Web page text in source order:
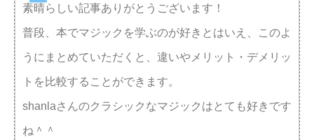
素晴らしい記事ありがとうございます！
普段、本でマジックを学ぶのが好きとはいえ、このよ
うにまとめていただくと、違いやメリット・デメリッ
トを比較することができます。
shanlaさんのクラシックなマジックはとても好きです
ね＾＾